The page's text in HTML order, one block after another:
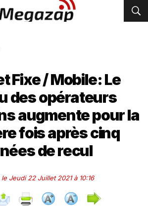
Fixe / Mobile: Le
des opérateurs
augmente pour la
fois après cinq
de recul
le Jeudi 22 Juillet 2021 à 10:16